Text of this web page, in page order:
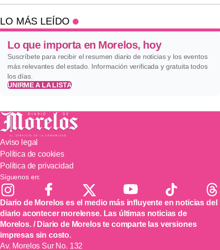
LO MÁS LEÍDO
Lo que importa en Morelos, hoy
Suscríbete para recibir el resumen diario de noticias y los eventos
más relevantes del estado. Información verificada y gratuita todos
los días.
UNIRME A LA LISTA
Aviso legal
Política de cookies
Política de privacidad
Síguenos en:
Diario de Morelos es el medio más influyente en noticias del
diario acontecer morelense. Las últimas noticias de
Morelos. / Diario de Morelos te comparte las versiones
impresas sin costo.
Av. Morelos Sur No. 132